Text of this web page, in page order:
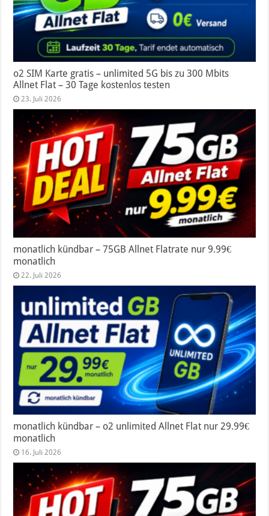
o2 SIM Karte gratis – unlimited 5G bis zu 300 Mbits
Allnet Flat – 30 Tage kostenlos testen
23. Juli 2026
monatlich kündbar – 75GB Allnet Flatrate nur 9.99€
monatlich
22. Juli 2026
monatlich kündbar – o2 unlimited Allnet Flat nur 29.99€
monatlich
16. Juli 2026